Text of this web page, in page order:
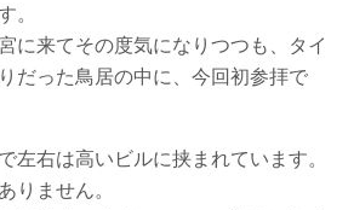
。
に来てその度気になりつつも、タイ
だった鳥居の中に、今回初参拝で
左右は高いビルに挟まれています。
りません。